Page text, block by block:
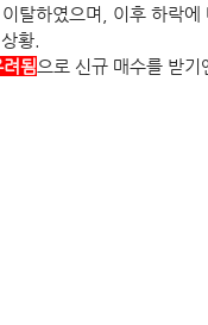
탈하였으며, 이후 하락에
황.
됨으로 신규 매수를 받